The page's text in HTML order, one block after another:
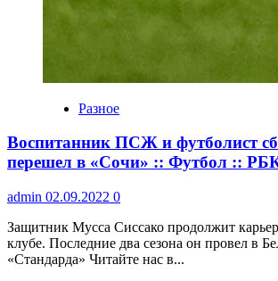
Разное
Воспитанник ПСЖ и футболист
перешел в «Сочи» :: Футбол ::
admin 02.09.2022 0
Защитник Мусса Сиссако продолжит
клубе. Последние два сезона он провел в
«Стандарда» Читайте нас в...